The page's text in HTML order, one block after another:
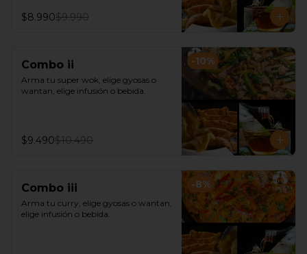
$8.990$9.990
-10%
Combo ii
Arma tu super wok, elige gyosas o
wantan, elige infusión o bebida.
$9.490$10.490
-8%
Combo iii
Arma tu curry, elige gyosas o wantan,
elige infusión o bebida.